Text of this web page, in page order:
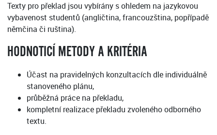
Texty pro překlad jsou vybírány s ohledem na jazykovou
vybavenost studentů (angličtina, francouzština, popřípadě
němčina či ruština).
HODNOTICÍ METODY A KRITÉRIA
Účast na pravidelných konzultacích dle individuálně
stanoveného plánu,
průběžná práce na překladu,
kompletní realizace překladu zvoleného odborného
textu.